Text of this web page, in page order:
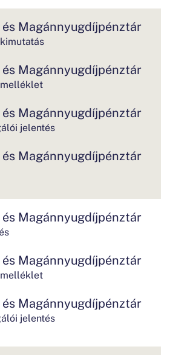
Magánnyugdíjpénztár
Magánnyugdíjpénztár
Magánnyugdíjpénztár
jelentés
Magánnyugdíjpénztár
Magánnyugdíjpénztár
Magánnyugdíjpénztár
Magánnyugdíjpénztár
jelentés